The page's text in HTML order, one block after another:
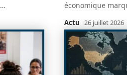
…
économique
Actu 26 juillet 2026